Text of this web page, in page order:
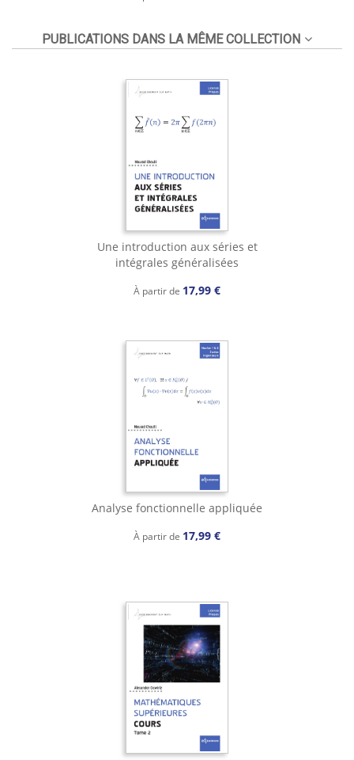
PUBLICATIONS DANS LA MÊME COLLECTION
Une introduction aux séries et
intégrales généralisées
À partir de 17,99 €
Analyse fonctionnelle appliquée
À partir de 17,99 €